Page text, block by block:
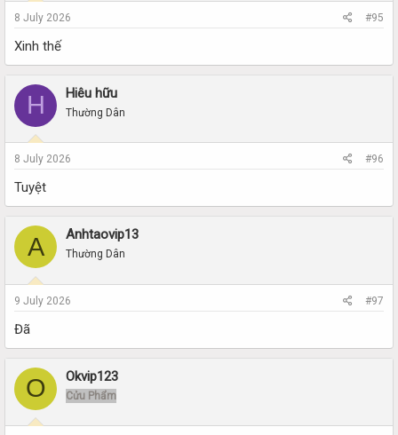
8 July 2026 #95
Xinh thế
H Hiêu hữu
Thường Dân
8 July 2026 #96
Tuyệt
A Anhtaovip13
Thường Dân
9 July 2026 #97
Đã
O Okvip123
Cửu Phẩm